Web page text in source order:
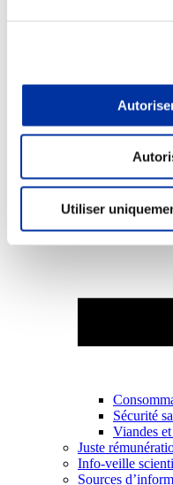
Utiliser
Alimentation de
Sécurité
Viandes
Juste
Info-veille
Sources